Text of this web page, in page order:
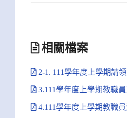
相關檔案
2-1. 111學年度上學期請
3.111學年度上學期教職
4.111學年度上學期教職